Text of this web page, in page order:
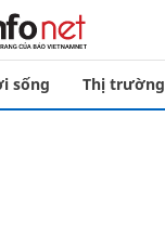
sống Thị trường